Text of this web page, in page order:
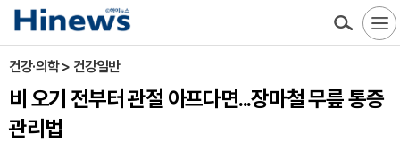
건강·의학 > 건강일반
비 오기 전부터 관절 아프다면...장마철 무릎 통증
관리법